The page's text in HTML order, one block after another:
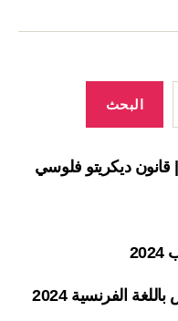
البحث
الفرنسية 2024